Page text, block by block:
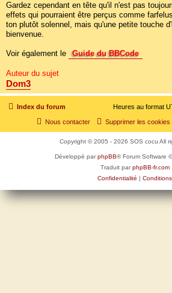
Gardez cependant en tête qu'il n'est pas
effets qui pourraient être perçus comme
ton plutôt solennel, mais qu'une petite touche
bienvenue.
Voir également le Guide du BBCode
Auteur du sujet
Dom3
Index du forum Heures au format
Supprimer les cookies
Nous contacter
Copyright © 2005 - 2026 SOS cocu All
Développé parphpBB® Forum Software
Traduit parphpBB-fr.com
Confidentialité | Conditions